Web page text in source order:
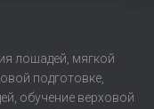
лошадей, мягкой
подготовке,
обучение верховой